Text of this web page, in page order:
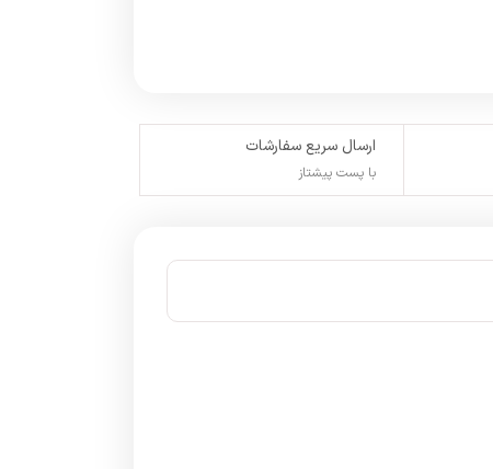
ارسال سریع سفارشات
با پست پیشتاز